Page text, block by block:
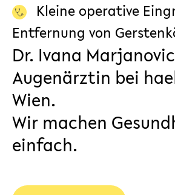
Kleine operative
Entfernung von
Dr. Ivana
Augenärztin bei
Wien.
Wir machen
einfach.